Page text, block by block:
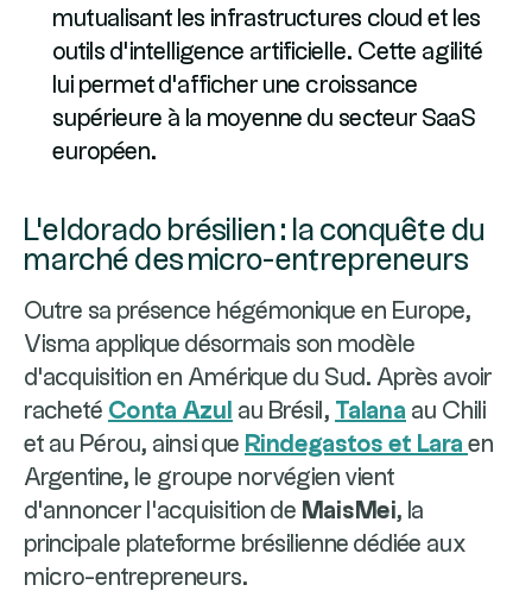
mutualisant les infrastructures cloud et les
outils d'intelligence artificielle. Cette agilité
lui permet d'afficher une croissance
supérieure à la moyenne du secteur SaaS
européen.
L'eldorado brésilien : la conquête du
marché des micro-entrepreneurs
Outre sa présence hégémonique en Europe,
Visma applique désormais son modèle
d'acquisition en Amérique du Sud. Après avoir
racheté Conta Azul au Brésil, Talana au Chili
et au Pérou, ainsi que Rindegastos et Lara en
Argentine, le groupe norvégien vient
d'annoncer l'acquisition de MaisMei, la
principale plateforme brésilienne dédiée aux
micro-entrepreneurs.